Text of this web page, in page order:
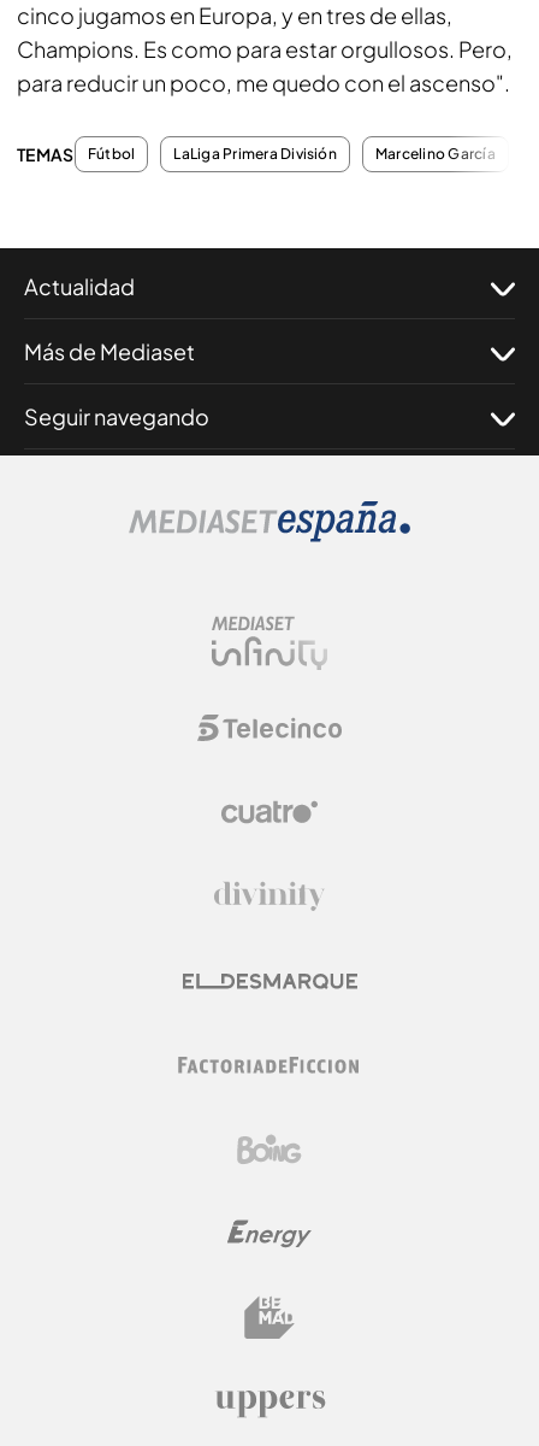
cinco jugamos en Europa, y en tres de ellas,
Champions. Es como para estar orgullosos. Pero,
para reducir un poco, me quedo con el ascenso".
TEMAS Fútbol LaLiga Primera División Marcelino García
Actualidad
Más de Mediaset
Seguir navegando